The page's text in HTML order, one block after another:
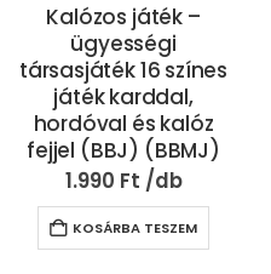
Kalózos játék –
ügyességi
társasjáték 16 színes
játék karddal,
hordóval és kalóz
fejjel (BBJ) (BBMJ)
1.990 Ft
KOSÁRBA TESZEM